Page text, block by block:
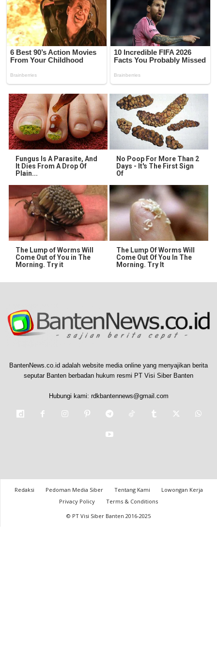
Fungus Is A Parasite, And
It Dies From A Drop Of
Plain...
No Poop For More Than 2
Days - It's The First Sign
Of
The Lump of Worms Will
Come Out of You in The
Morning. Try it
The Lump Of Worms Will
Come Out Of You In The
Morning. Try It
BantenNews.co.id adalah website media online yang menyajikan berita
seputar Banten berbadan hukum resmi PT Visi Siber Banten
Hubungi kami: rdkbantennews@gmail.com
Redaksi Pedoman Media Siber Tentang Kami
Lowongan Kerja
Privacy Policy
Terms & Conditions
© PT Visi Siber Banten 2016-2025